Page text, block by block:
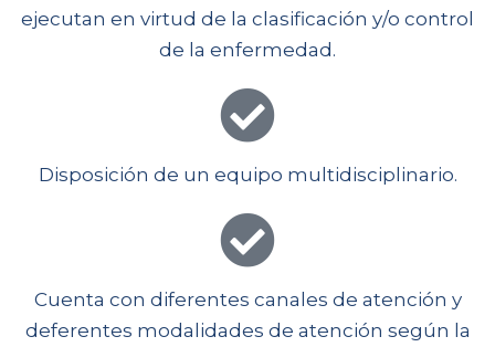
ejecutan en virtud de la clasificación y/o control
de la enfermedad.
Disposición de un equipo multidisciplinario.
Cuenta con diferentes canales de atención y
deferentes modalidades de atención según la